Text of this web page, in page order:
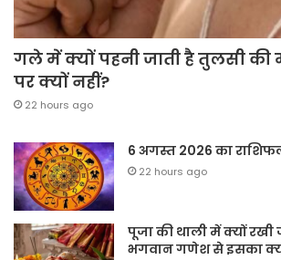
गले में क्यों पहनी जाती है तुलसी की
पर क्यों नहीं?
22 hours ago
6 अगस्त 2026 का
22 hours ago
पूजा की थाली में क्यों रखी
भगवान गणेश से इसका